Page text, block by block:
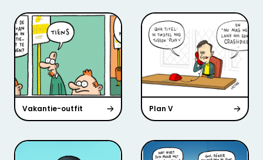
Vakantie-outfit Plan V